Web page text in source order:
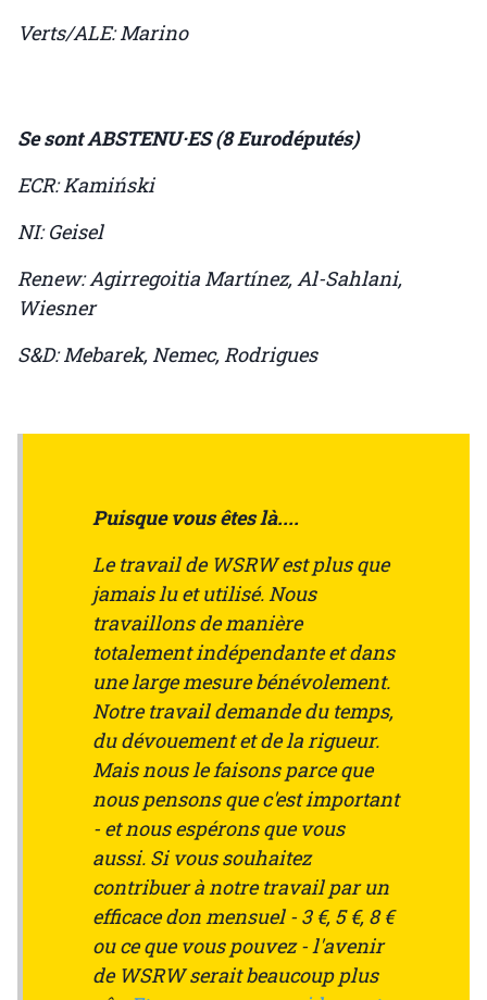
Verts/ALE: Marino
Se sont ABSTENU·ES (8 Eurodéputés)
ECR: Kamiński
NI: Geisel
Renew: Agirregoitia Martínez, Al-Sahlani,
Wiesner
S&D: Mebarek, Nemec, Rodrigues
Puisque vous êtes là....
Le travail de WSRW est plus que
jamais lu et utilisé. Nous
travaillons de manière
totalement indépendante et dans
une large mesure bénévolement.
Notre travail demande du temps,
du dévouement et de la rigueur.
Mais nous le faisons parce que
nous pensons que c'est important
- et nous espérons que vous
aussi. Si vous souhaitez
contribuer à notre travail par un
efficace don mensuel - 3 €, 5 €, 8 €
ou ce que vous pouvez - l'avenir
de WSRW serait beaucoup plus